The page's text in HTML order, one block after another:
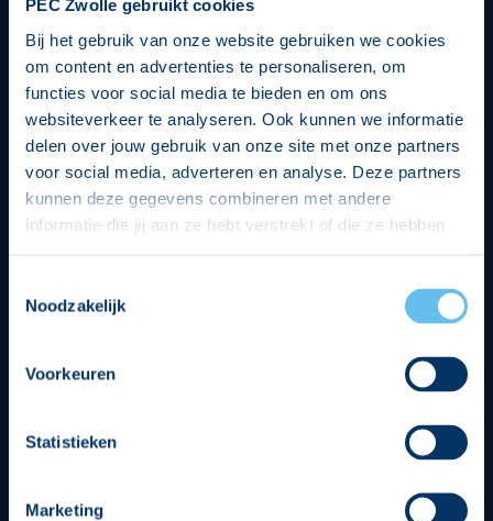
PEC Zwolle gebruikt cookies
Bij het gebruik van onze website gebruiken we cookies
om content en advertenties te personaliseren, om
functies voor social media te bieden en om ons
websiteverkeer te analyseren. Ook kunnen we informatie
delen over jouw gebruik van onze site met onze partners
voor social media, adverteren en analyse. Deze partners
kunnen deze gegevens combineren met andere
informatie die jij aan ze hebt verstrekt of die ze hebben
op een veilige en integere wijze. Je kunt je toestemming
beheren op de privacy- en cookieverklaring pagina.
Noodzakelijk
Voorkeuren
Statistieken
Marketing